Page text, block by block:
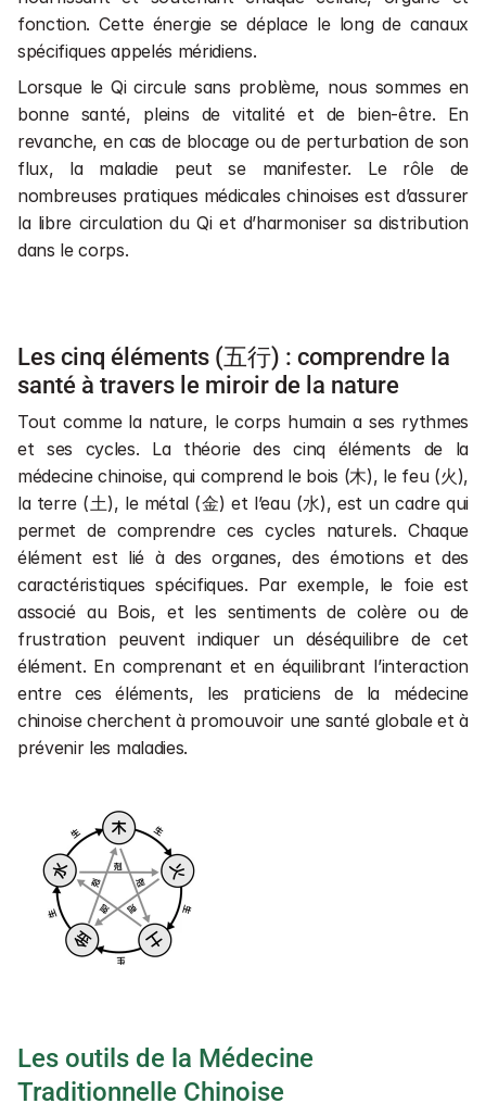
fonction. Cette énergie se déplace le long de canaux
spécifiques appelés méridiens.
Lorsque le Qi circule sans problème, nous sommes en
bonne santé, pleins de vitalité et de bien-être. En
revanche, en cas de blocage ou de perturbation de son
flux, la maladie peut se manifester. Le rôle de
nombreuses pratiques médicales chinoises est d’assurer
la libre circulation du Qi et d’harmoniser sa distribution
dans le corps.
Les cinq éléments (五行) : comprendre la
santé à travers le miroir de la nature
Tout comme la nature, le corps humain a ses rythmes
et ses cycles. La théorie des cinq éléments de la
médecine chinoise, qui comprend le bois (木), le feu (火),
la terre (土), le métal (金) et l’eau (水), est un cadre qui
permet de comprendre ces cycles naturels. Chaque
élément est lié à des organes, des émotions et des
caractéristiques spécifiques. Par exemple, le foie est
associé au Bois, et les sentiments de colère ou de
frustration peuvent indiquer un déséquilibre de cet
élément. En comprenant et en équilibrant l’interaction
entre ces éléments, les praticiens de la médecine
chinoise cherchent à promouvoir une santé globale et à
prévenir les maladies.
Les outils de la Médecine
Traditionnelle Chinoise